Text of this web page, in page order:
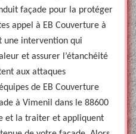
façade pour la protéger
appel à EB Couverture à
une intervention qui
et assurer l’étanchéité
aux attaques
de EB Couverture
à Vimenil dans le 88600
et la traiter et appliquent